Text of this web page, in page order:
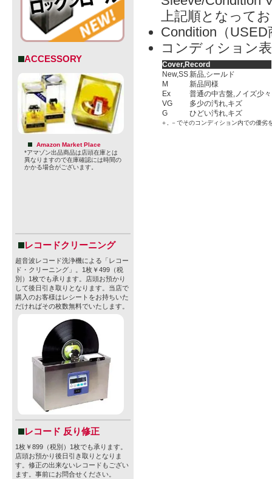
ACCESSORY
Amazon Market Place
*アマゾン出品商品は店頭在庫とは
異なりますので在庫確認には時間の
かかる場合がございます。
レコードクリーニング
超音波レコード洗浄機による「レコー
ド・クリーニング」。1枚￥499（税
別）1枚でも承ります。店頭お預かり
して後日引き取りとなります。当店で
購入のお客様はレシートをお持ちいた
だければその枚数無料でいたします。
レコード 反り修正
1枚￥899（税別）1枚でも承ります。
店頭お預かり後日引き取りとなりま
す。修正の出来ないレコードもござい
ます。事前にお問合せください。
上記順となって
Condition（
コンディション
Cover,Record
New,SS新品,シールド
M
新品同様
Ex
普通の中古盤,ノイズ少々
VG
多少の汚れ,キズ
G
ひどい汚れ,キズ
＋, －でそのコンディション内での優劣